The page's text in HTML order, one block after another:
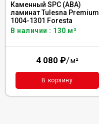
Каменный SPC (ABA)
ламинат Tulesna Premium
1004-1301 Foresta
В наличии : 130 м²
4 080 ₽/м²
В корзину